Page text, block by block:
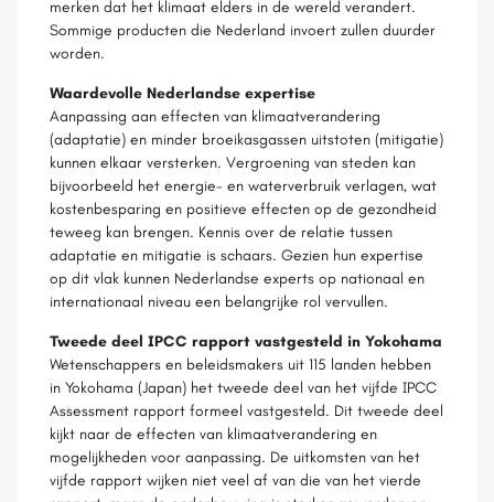
merken dat het klimaat elders in de wereld verandert.
Sommige producten die Nederland invoert zullen duurder
worden.
Waardevolle Nederlandse expertise
Aanpassing aan effecten van klimaatverandering
(adaptatie) en minder broeikasgassen uitstoten (mitigatie)
kunnen elkaar versterken. Vergroening van steden kan
bijvoorbeeld het energie- en waterverbruik verlagen, wat
kostenbesparing en positieve effecten op de gezondheid
teweeg kan brengen. Kennis over de relatie tussen
adaptatie en mitigatie is schaars. Gezien hun expertise
op dit vlak kunnen Nederlandse experts op nationaal en
internationaal niveau een belangrijke rol vervullen.
Tweede deel IPCC rapport vastgesteld in Yokohama
Wetenschappers en beleidsmakers uit 115 landen hebben
in Yokohama (Japan) het tweede deel van het vijfde IPCC
Assessment rapport formeel vastgesteld. Dit tweede deel
kijkt naar de effecten van klimaatverandering en
mogelijkheden voor aanpassing. De uitkomsten van het
vijfde rapport wijken niet veel af van die van het vierde